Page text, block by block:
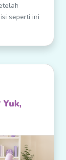
seperti ini